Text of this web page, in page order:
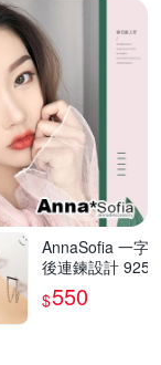
AnnaSofia 一字
後連鍊設計 925
針耳針耳環(銀系)
$550